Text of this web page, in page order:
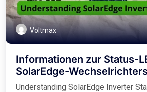
Voltmax
Informationen zur Status-
SolarEdge-Wechselrichters
Understanding SolarEdge Inverter